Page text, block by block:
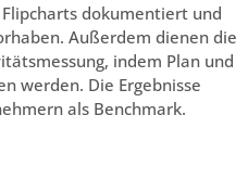
dokumentiert und
Außerdem dienen die
indem Plan und
werden. Die Ergebnisse
als Benchmark.